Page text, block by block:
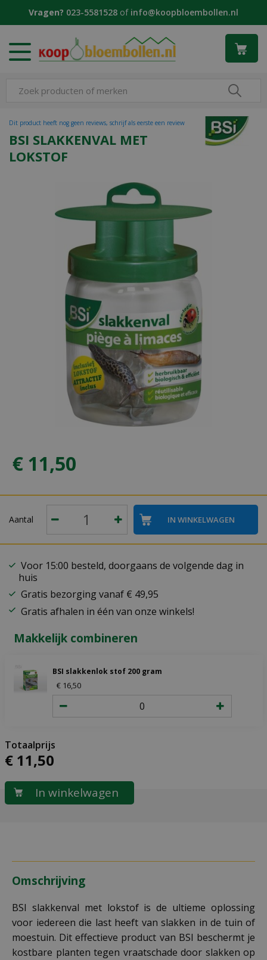
Vragen? 023-5581528 of info@koopbloembollen.nl
BSI SLAKKENVAL MET
LOKSTOF
Dit product heeft nog geen reviews, schrijf als eerste een review
€ 11,50
Aantal
Voor 15:00 besteld, doorgaans de volgende dag in
huis
Gratis bezorging vanaf € 49,95
Gratis afhalen in één van onze winkels!
Makkelijk combineren
BSI slakkenlok stof 200 gram
€ 1650
€ 11,50
Omschrijving
BSI slakkenval met lokstof is de ultieme oplossing
voor iedereen die last heeft van slakken in de tuin of
moestuin. Dit effectieve product van BSI beschermt je
kostbare planten tegen vraatschade door slakken op